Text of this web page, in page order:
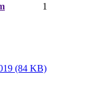
1
(84 KB)